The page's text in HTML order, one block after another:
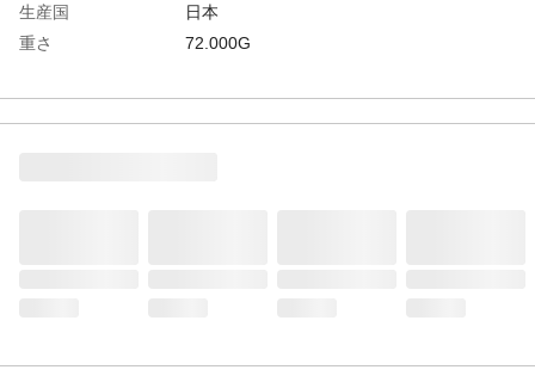
生産国
日本
重さ
72.000G
材質2
取り付け金具:スチール